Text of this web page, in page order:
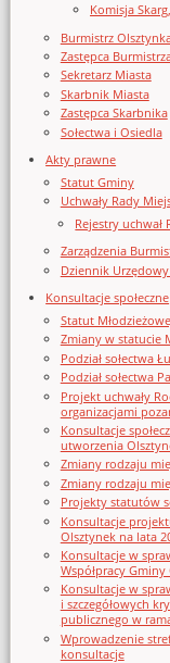
Komisja
Burmistrz
Zastępca
Sekretarz Miasta
Skarbnik Miasta
Zastępca Skarbnika
Sołectwa i Osiedla
Akty prawne
Statut Gminy
Uchwały Rady
Rejestry uchwał
Zarządzenia
Dziennik
Konsultacje społeczne
Statut
Zmiany w statucie
Podział sołectwa
Podział sołectwa
Projekt uchwały
organizacjami
Konsultacje
utworzenia
Zmiany rodzaju
Zmiany rodzaju
Projekty statutów
Konsultacje
Olsztynek na lata
Konsultacje w
Współpracy
Konsultacje w
i szczegółowych
publicznego w
Wprowadzenie
konsultacje